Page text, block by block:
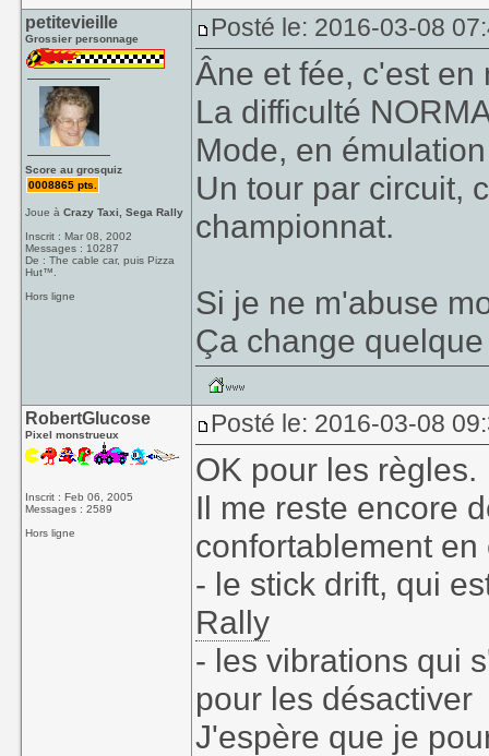
petitevieille
Grossier personnage
Score au grosquiz
0008865 pts.
Joue àCrazy Taxi, Sega Rally
Inscrit : Mar 08, 2002
Messages : 10287
De : The cable car, puis Pizza
Hut™.
Hors ligne
Posté le: 2016-03-08
Âne et fée, c'est
La difficulté
Mode, en
Un tour par circuit,
championnat.
Si je ne m'abuse
Ça change
RobertGlucose
Pixel monstrueux
Inscrit : Feb 06, 2005
Messages : 2589
Hors ligne
Posté le: 2016-03-08
OK pour les règles.
Il me reste encore
confortablement
- le stick drift, qui
Rally
- les vibrations qui
pour les désactiver
J'espère que je